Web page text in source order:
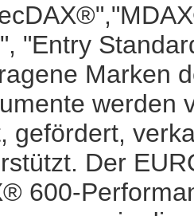
"Entry
Marken
werden
gefördert,
Der
600-